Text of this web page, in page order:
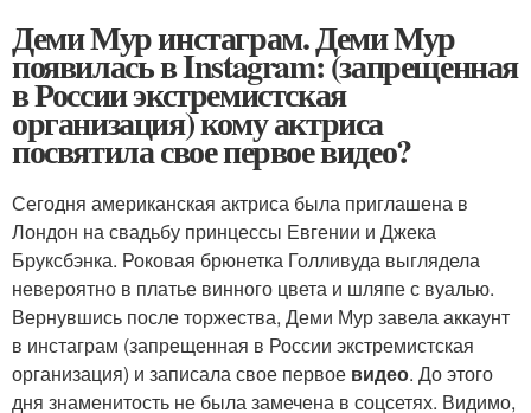
Деми Мур инстаграм. Деми Мур
появилась в Instagram: (запрещенная
в России экстремистская
организация) кому актриса
посвятила свое первое видео?
Сегодня американская актриса была приглашена в
Лондон на свадьбу принцессы Евгении и Джека
Бруксбэнка. Роковая брюнетка Голливуда выглядела
невероятно в платье винного цвета и шляпе с вуалью.
Вернувшись после торжества, Деми Мур завела аккаунт
в инстаграм (запрещенная в России экстремистская
организация) и записала свое первое видео. До этого
дня знаменитость не была замечена в соцсетях. Видимо,